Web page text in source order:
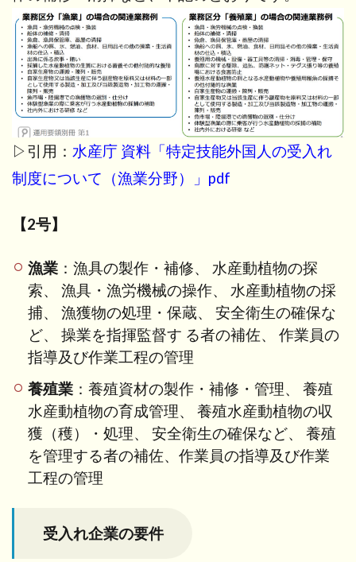
に
▷引用： 水産庁 資料「特定技能外国人の受入れ
制度について（漁業分野）」pdf
【2号】
漁業 ：漁具の製作・補修、 水産動植物の探
索、 漁具・漁労機械の操作、 水産動植物の採
捕、 漁獲物の処理・保蔵、 安全衛生の確保な
ど、 操業を指揮監督す る者の補佐、 作業員の
指導及び作業工程の管理
養殖業 ：養殖資材の製作・補修・管理、 養殖
水産動植物の育成管理、 養殖水産動植物の収
獲（穫）・処理、 安全衛生の確保など、 養殖
を管理する者の補佐、作業員の指導及び作業
工程の管理
受入れ企業の要件